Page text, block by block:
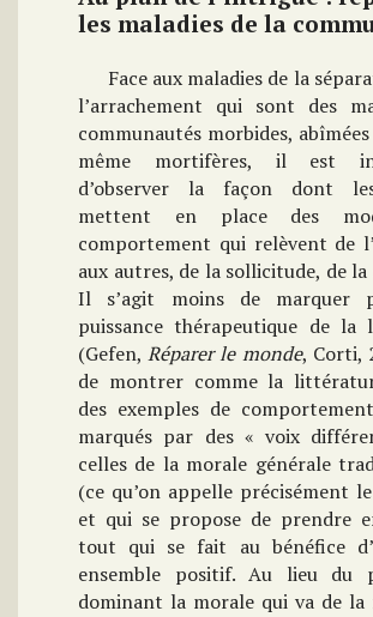
les maladies de la
Face aux maladies de la
l’arrachement qui sont des
communautés morbides,
même mortifères, il est
d’observer la façon dont
mettent en place des
comportement qui relèvent de
aux autres, de la sollicitude, de
Il s’agit moins de marquer
puissance thérapeutique de la
(Gefen,Réparer le monde, Corti,
de montrer comme la
des exemples de
marqués par des « voix
celles de la morale générale
(ce qu’on appelle précisément le
et qui se propose de prendre
tout qui se fait au bénéfice
ensemble positif. Au lieu du
dominant la morale qui va de la